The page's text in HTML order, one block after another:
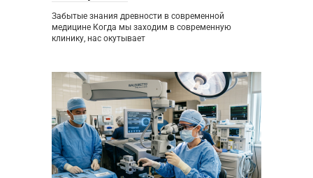
Забытые знания древности в современной
медицине Когда мы заходим в современную
клинику, нас окутывает